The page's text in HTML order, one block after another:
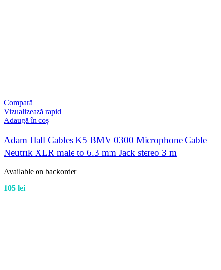
Compară
Vizualizează rapid
Adaugă în coș
Adam Hall Cables K5 BMV 0300 Microphone Cable
Neutrik XLR male to 6.3 mm Jack stereo 3 m
Available on backorder
105 lei